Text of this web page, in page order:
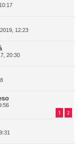
12:23
20:30
1 2